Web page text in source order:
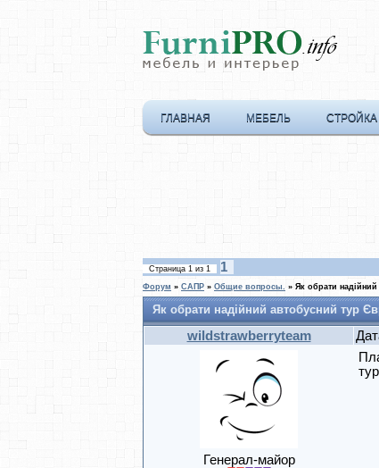
ГЛАВНАЯ МЕБЕЛЬ
Страница 1 из 1 1
Форум » САПР » Общие вопросы. » Як обрати
Як обрати надійний автобусний тур
wildstrawberryteam
Генерал-майор